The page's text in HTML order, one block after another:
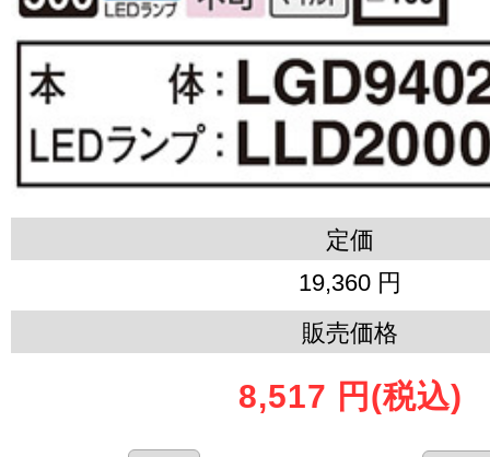
定価
19,360 円
販売価格
8,517 円 (税込)